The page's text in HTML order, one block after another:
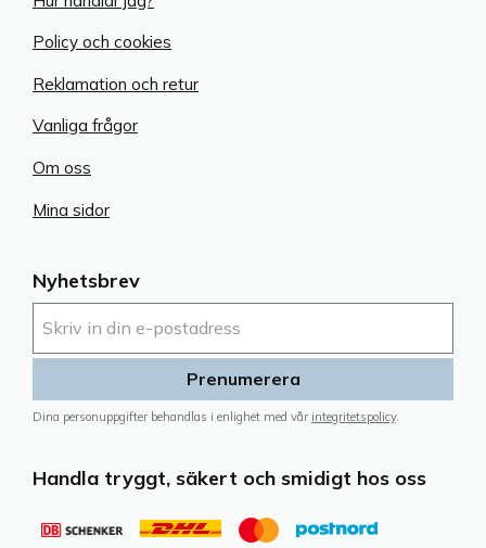
Nyhetsbrev
Prenumerera
Dina personuppgifter behandlas i enlighet med vår integritetspolicy.
Handla tryggt, säkert och smidigt hos oss
Policy och cookies
Reklamation och retur
Vanliga frågor
Om oss
Mina sidor